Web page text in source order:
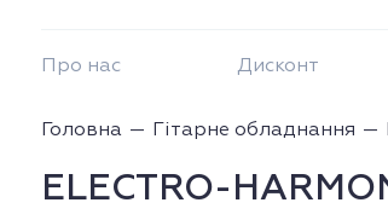
Про нас Дисконт
Головна Гітарне обладнання
ELECTRO-